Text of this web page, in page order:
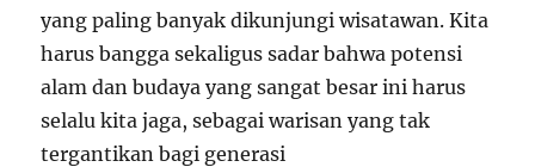
yang paling banyak dikunjungi wisatawan. Kita
harus bangga sekaligus sadar bahwa potensi
alam dan budaya yang sangat besar ini harus
selalu kita jaga, sebagai warisan yang tak
tergantikan bagi generasi